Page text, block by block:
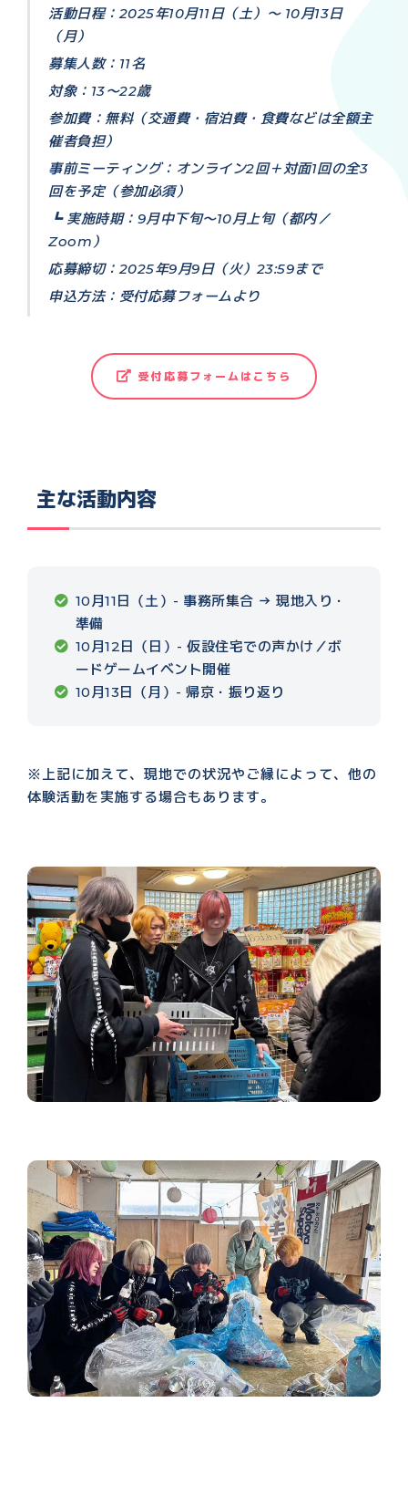
活動日程：2025年10月11日（土）〜 10月13日
（月）
募集人数：11名
対象：13〜22歳
参加費：無料（交通費・宿泊費・食費などは全額主
催者負担）
事前ミーティング：オンライン2回＋対面1回の全3
回を予定（参加必須）
┗ 実施時期：9月中下旬〜10月上旬（都内／
Zoom）
応募締切：2025年9月9日（火）23:59まで
申込方法：受付応募フォームより
受付応募フォームはこちら
主な活動内容
10月11日（土）- 事務所集合 → 現地入り・
準備
10月12日（日）- 仮設住宅での声かけ／ボ
ードゲームイベント開催
10月13日（月）- 帰京・振り返り
※上記に加えて、現地での状況やご縁によって、他の
体験活動を実施する場合もあります。